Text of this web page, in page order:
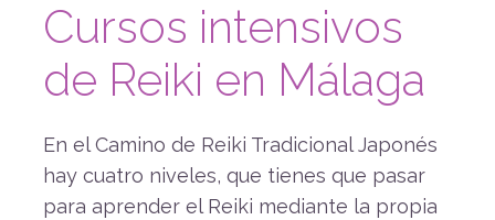
Cursos intensivos
de Reiki en Málaga
En el Camino de Reiki Tradicional Japonés
hay cuatro niveles, que tienes que pasar
para aprender el Reiki mediante la propia